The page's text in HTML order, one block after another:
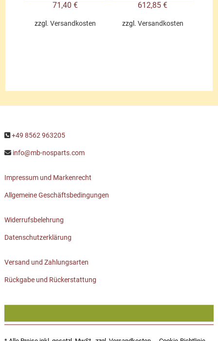
71,40€
zzgl.Versandkosten
612,85€
zzgl. Versandkosten
+49 8562 963205
info@mb-nosparts.com
Impressum und Markenrecht
Allgemeine Geschäftsbedingungen
Widerrufsbelehrung
Datenschutzerklärung
Versand und Zahlungsarten
Rückgabe und Rückerstattung